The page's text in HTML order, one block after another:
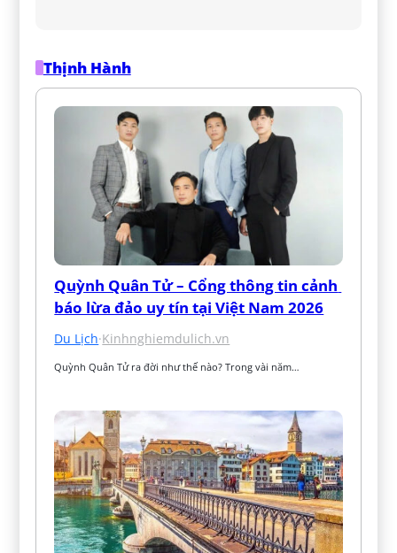
Thịnh Hành
Quỳnh Quân Tử – Cổng thông tin cảnh
báo lừa đảo uy tín tại Việt Nam 2026
Du Lịch·Kinhnghiemdulich.vn
Quỳnh Quân Tử ra đời như thế nào? Trong vài năm…